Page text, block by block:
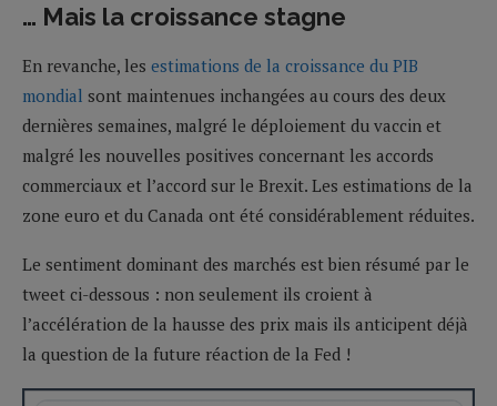
… Mais la croissance stagne
En revanche, les estimations de la croissance du PIB
mondial sont maintenues inchangées au cours des deux
dernières semaines, malgré le déploiement du vaccin et
malgré les nouvelles positives concernant les accords
commerciaux et l’accord sur le Brexit. Les estimations de la
zone euro et du Canada ont été considérablement réduites.
Le sentiment dominant des marchés est bien résumé par le
tweet ci-dessous : non seulement ils croient à
l’accélération de la hausse des prix mais ils anticipent déjà
la question de la future réaction de la Fed !